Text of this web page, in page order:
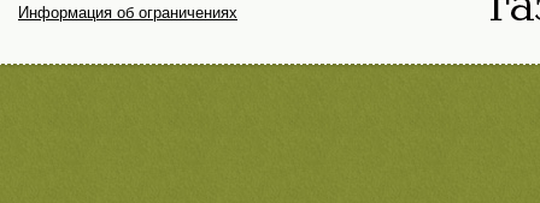
Информация об ограничениях